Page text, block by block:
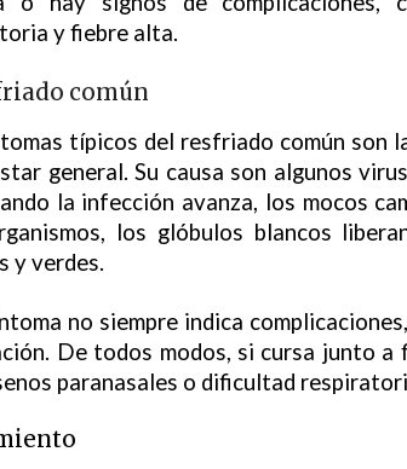
y fiebre alta.
común
típicos del resfriado común son
general. Su causa son algunos
la infección avanza, los mocos
los glóbulos blancos
y verdes.
no siempre indica
De todos modos, si cursa junto
paranasales o dificultad